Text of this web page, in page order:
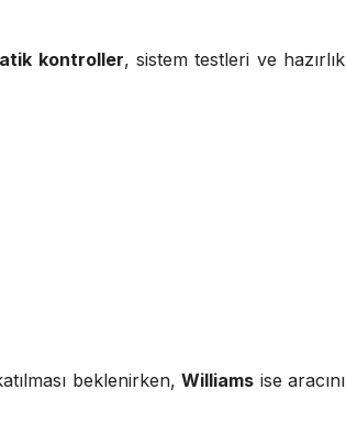
kontroller, sistem testleri ve hazırlık
beklenirken,Williams ise aracını